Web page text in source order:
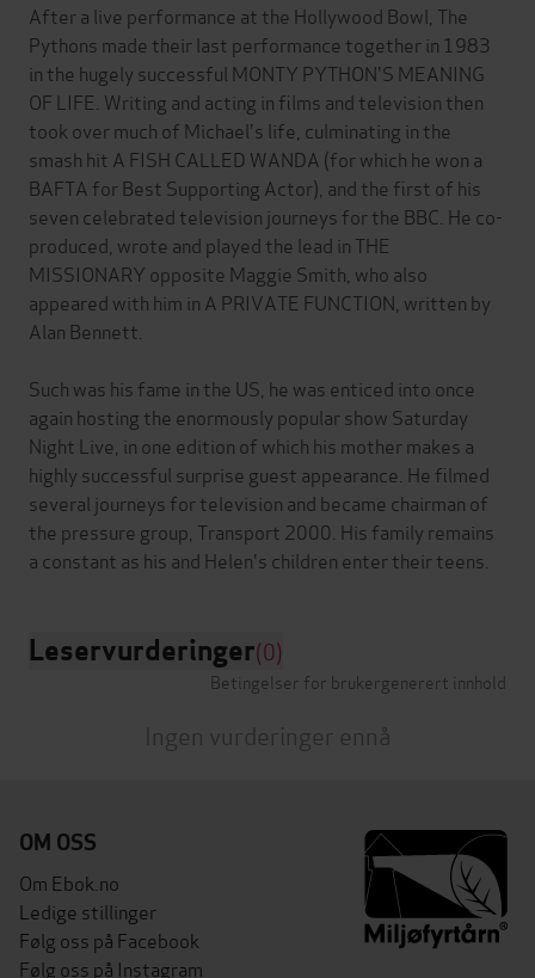
After a live performance at the Hollywood Bowl, The
Pythons made their last performance together in 1983
in the hugely successful MONTY PYTHON'S MEANING
OF LIFE. Writing and acting in films and television then
took over much of Michael's life, culminating in the
smash hit A FISH CALLED WANDA (for which he won a
BAFTA for Best Supporting Actor), and the first of his
seven celebrated television journeys for the BBC. He co-
produced, wrote and played the lead in THE
MISSIONARY opposite Maggie Smith, who also
appeared with him in A PRIVATE FUNCTION, written by
Alan Bennett.
Such was his fame in the US, he was enticed into once
again hosting the enormously popular show Saturday
Night Live, in one edition of which his mother makes a
highly successful surprise guest appearance. He filmed
several journeys for television and became chairman of
the pressure group, Transport 2000. His family remains
Leservurderinger(0)
Betingelser for brukergenerert innhold
Ingen vurderinger ennå
OM OSS
Om Ebok.no
Ledige stillinger
Følg oss på Facebook
Følg oss på Instagram